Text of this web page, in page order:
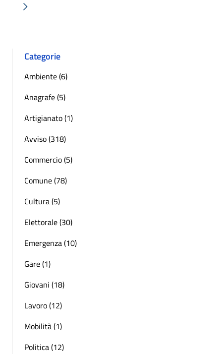
Successiva »
Categorie
Ambiente (6)
Anagrafe (5)
Artigianato (1)
Avviso (318)
Commercio (5)
Comune (78)
Cultura (5)
Elettorale (30)
Emergenza (10)
Gare (1)
Giovani (18)
Lavoro (12)
Mobilità (1)
Politica (12)